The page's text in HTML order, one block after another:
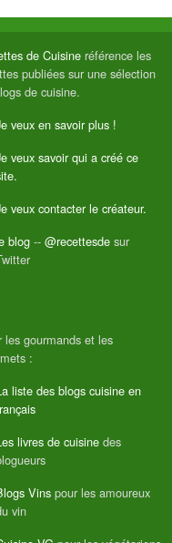
de Cuisine référence les
publiées sur une sélection
de cuisine.
veux en savoir plus !
veux savoir qui a créé ce
veux contacter le créateur.
blog -- @recettesde sur
les gourmands et les
:
liste des blogs cuisine en
livres de cuisine des
Vins pour les amoureux
vin